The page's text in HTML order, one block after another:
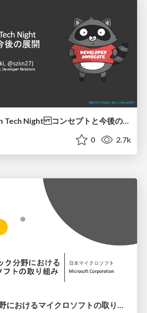
Microsoft Open Tech Night コンセプトと今後の展開
0 2.7k
アカデミック分野におけるマイクロソフトの取り組み